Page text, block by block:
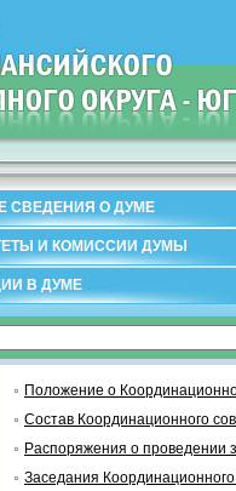
СВЕДЕНИЯ О ДУМЕ
И КОМИССИИ ДУМЫ
В ДУМЕ
Положение о
Состав Координационного
Распоряжения о проведении
Заседания